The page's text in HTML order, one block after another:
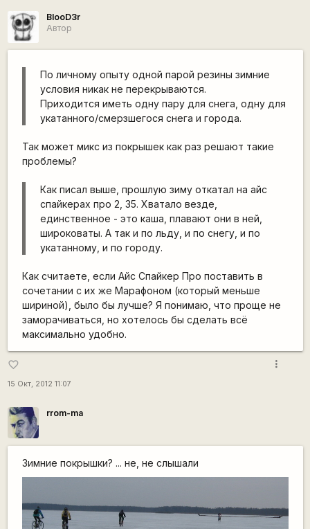
BlooD3r
Автор
По личному опыту одной парой резины зимние
условия никак не перекрываются.
Приходится иметь одну пару для снега, одну для
укатанного/смерзшегося снега и города.
Так может микс из покрышек как раз решают такие
проблемы?
Как писал выше, прошлую зиму откатал на айс
спайкерах про 2, 35. Хватало везде,
единственное - это каша, плавают они в ней,
широковаты. А так и по льду, и по снегу, и по
укатанному, и по городу.
Как считаете, если Айс Спайкер Про поставить в
сочетании с их же Марафоном (который меньше
шириной), было бы лучше? Я понимаю, что проще не
заморачиваться, но хотелось бы сделать всё
максимально удобно.
favorite_border
15 Окт, 2012 11:07
more_vert
rrom-ma
Зимние покрышки? ... не, не слышали